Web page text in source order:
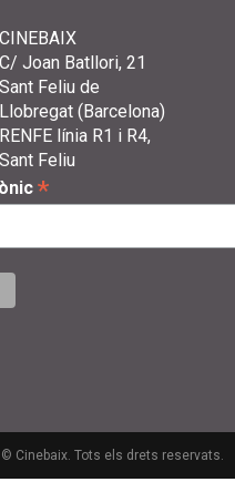
CINEBAIX
C/ Joan Batllori, 21
Sant Feliu de
Llobregat (Barcelona)
RENFE línia R1 i R4,
Sant Feliu
*
Cinebaix. Tots els drets reservats.